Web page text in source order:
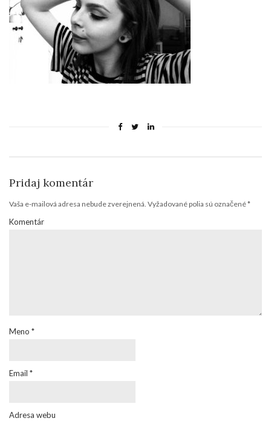
Pridaj komentár
Vaša e-mailová adresa nebude zverejnená. Vyžadované polia sú označené*
Komentár
Meno *
Email *
Adresa webu